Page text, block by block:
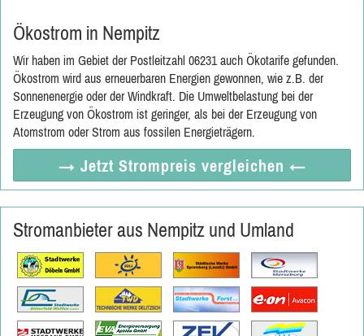
Ökostrom in Nempitz
Wir haben im Gebiet der Postleitzahl 06231 auch Ökotarife gefunden.
Ökostrom wird aus erneuerbaren Energien gewonnen, wie z.B. der
Sonnenenergie oder der Windkraft. Die Umweltbelastung bei der
Erzeugung von Ökostrom ist geringer, als bei der Erzeugung von
Atomstrom oder Strom aus fossilen Energieträgern.
→ Jetzt Strompreis vergleichen ←
Stromanbieter aus Nempitz und Umland